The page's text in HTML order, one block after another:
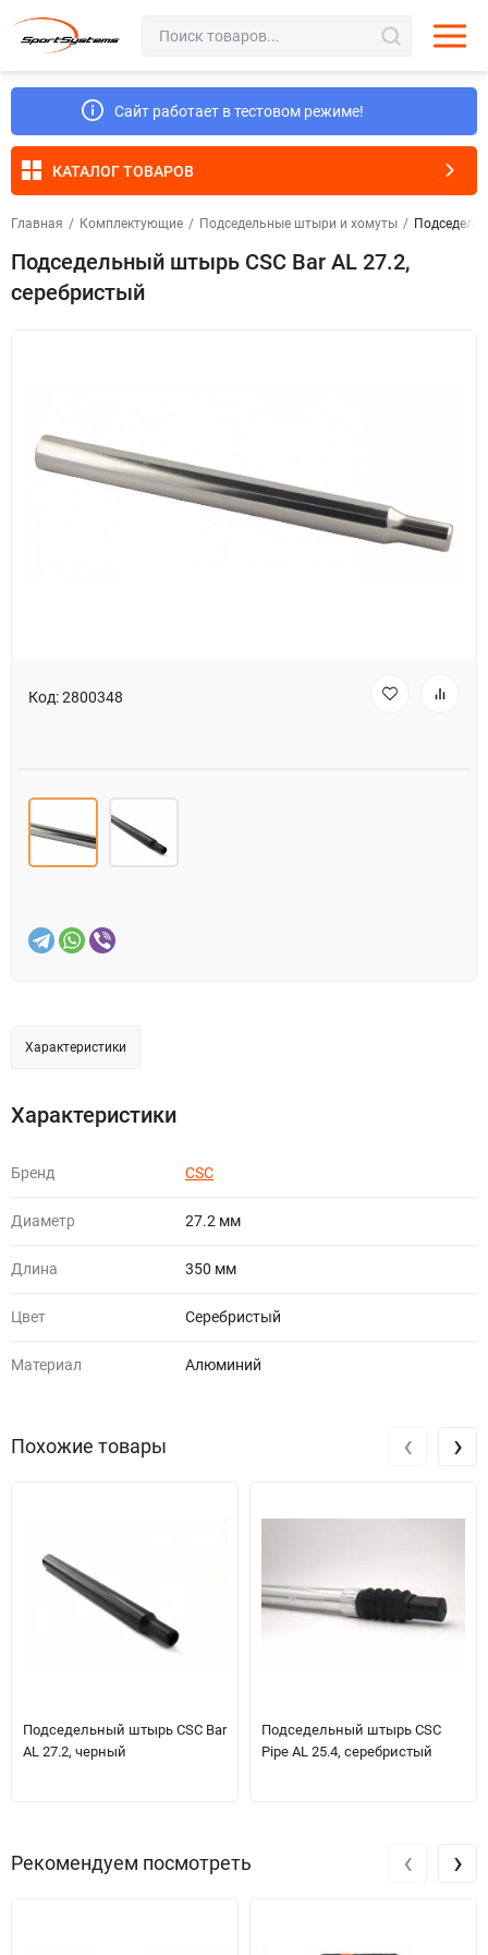
Сайт работает в тестовом режиме!
КАТАЛОГ ТОВАРОВ
Главная / Комплектующие / Подседельные штыри и хомуты /
Подседельный штырь CSC Bar AL 27.2,
серебристый
Код:2800348
Характеристики
Характеристики
Бренд CSC
Диаметр 27.2 мм
Длина 350 мм
Цвет Серебристый
Материал Алюминий
Похожие товары
Подседельный штырь CSC Bar
AL 27.2, черный
Подседельный штырь CSC
Pipe AL 25.4, серебристый
‹ ›
Рекомендуем посмотреть ‹ ›